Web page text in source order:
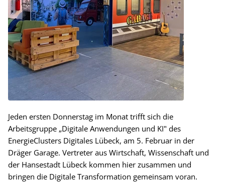
Jeden ersten Donnerstag im Monat trifft sich die
Arbeitsgruppe „Digitale Anwendungen und KI" des
EnergieClusters Digitales Lübeck, am 5. Februar in der
Dräger Garage. Vertreter aus Wirtschaft, Wissenschaft und
der Hansestadt Lübeck kommen hier zusammen und
bringen die Digitale Transformation gemeinsam voran.